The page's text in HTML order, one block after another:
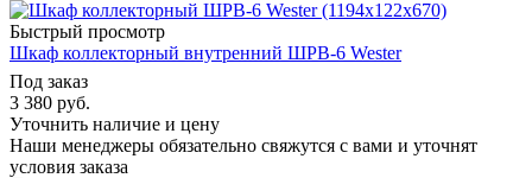
Быстрый просмотр
Шкаф коллекторный внутренний ШРВ-6 Wester
Под заказ
3 380 руб.
Уточнить наличие и цену
Наши менеджеры обязательно свяжутся с вами и уточнят
условия заказа